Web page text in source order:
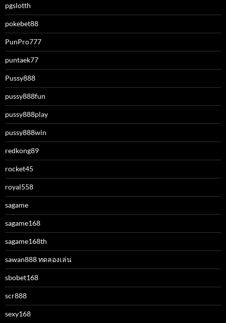
pgslotth
pokebet88
PunPro777
puntaek77
Pussy888
pussy888fun
pussy888play
pussy888win
redkong89
rocket45
royal558
sagame
sagame168
sagame168th
sawan888 ทดลองเล่น
sbobet168
scr888
sexy168